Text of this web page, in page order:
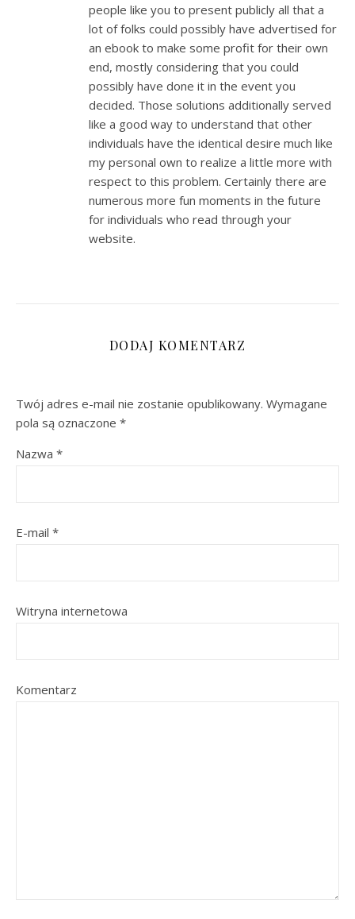
people like you to present publicly all that a
lot of folks could possibly have advertised for
an ebook to make some profit for their own
end, mostly considering that you could
possibly have done it in the event you
decided. Those solutions additionally served
like a good way to understand that other
individuals have the identical desire much like
my personal own to realize a little more with
respect to this problem. Certainly there are
numerous more fun moments in the future
for individuals who read through your
website.
DODAJ KOMENTARZ
Twój adres e-mail nie zostanie opublikowany. Wymagane
pola są oznaczone *
Nazwa *
E-mail *
Witryna internetowa
Komentarz